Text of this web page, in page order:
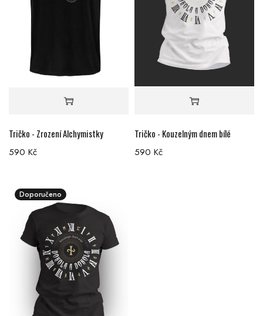
Tričko - Zrození Alchymistky
590 Kč
Tričko - Kouzelným dnem bílé
590 Kč
Doporučeno